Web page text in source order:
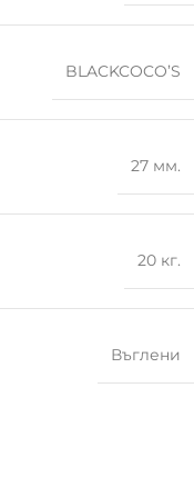
BLACKCOCO’S
27 мм.
20 кг.
Въглени